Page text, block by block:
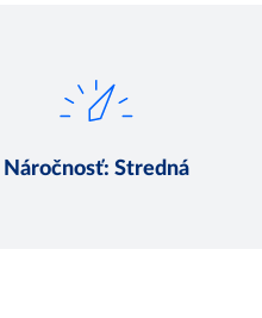
Náročnosť: Stredná